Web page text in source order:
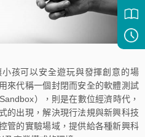
孩可以安全遊玩與發揮創意的場
來代稱一個封閉而安全的軟體測試
），則是在數位經濟時代，
的出現，解決現行法規與新興科技
管的實驗場域，提供給各種新興科